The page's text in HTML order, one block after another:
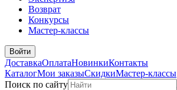
Возврат
Конкурсы
Мастер-классы
Войти
ДоставкаОплатаНовинкиКонтакты
КаталогМои заказыСкидкиМастер-классы
Поиск по сайту